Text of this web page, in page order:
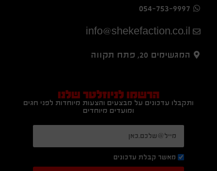
054-753-9997
info@shekefaction.co.il
המגשימים 20, פתח תקווה
הרשמו לניוזלטר שלנו
ותקבלו עדכונים על מבצעים והצעות מיוחדות לפני חגים
ומועדים מיוחדים
מאשר קבלת עדכונים